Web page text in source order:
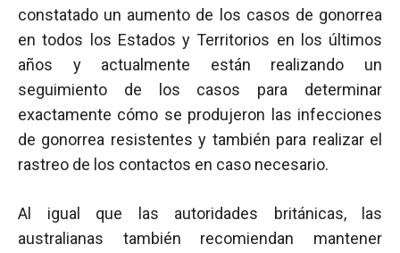
constatado un aumento de los casos de gonorrea
en todos los Estados y Territorios en los últimos
años y actualmente están realizando un
seguimiento de los casos para determinar
exactamente cómo se produjeron las infecciones
de gonorrea resistentes y también para realizar el
rastreo de los contactos en caso necesario.
Al igual que las autoridades británicas, las
australianas también recomiendan mantener